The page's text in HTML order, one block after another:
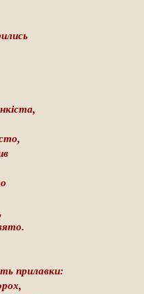
прилавки: